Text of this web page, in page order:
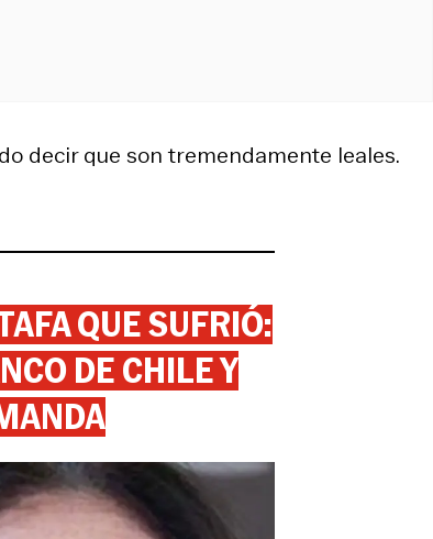
decir que son tremendamente leales.
QUE SUFRIÓ:
DE CHILE Y